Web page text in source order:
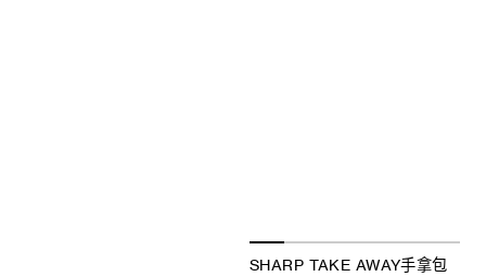
SHARP TAKE AWAY手拿包